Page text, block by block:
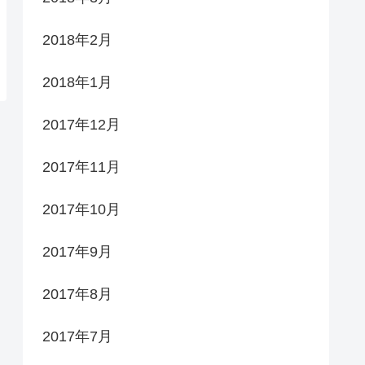
2018年2月
2018年1月
2017年12月
2017年11月
2017年10月
2017年9月
2017年8月
2017年7月